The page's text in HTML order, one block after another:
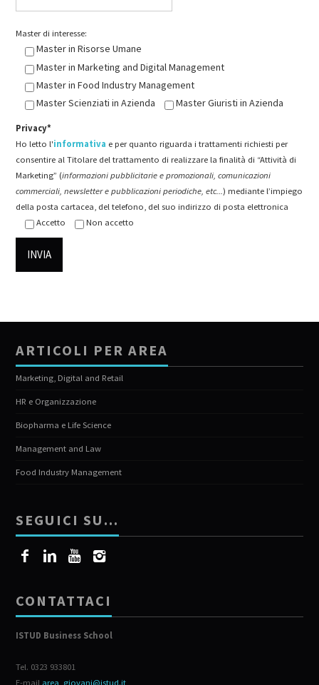
Master di interesse:
Master in Risorse Umane
Master in Marketing and Digital Management
Master in Food Industry Management
Master Scienziati in Azienda
Master Giuristi in Azienda
Privacy*
Ho letto l'informativa e per quanto riguarda i trattamenti richiesti per
consentire al Titolare del trattamento di realizzare la finalità di “Attività di
Marketing” (informazioni pubblicitarie e promozionali, comunicazioni
commerciali, newsletter e pubblicazioni periodiche, etc...) mediante l’impiego
della posta cartacea, del telefono, del suo indirizzo di posta elettronica
Accetto
Non accetto
ARTICOLI PER AREA
Marketing, Digital and Retail
HR e Organizzazione
Biopharma e Life Science
Management and Law
Food Industry Management
SEGUICI SU…
CONTATTACI
ISTUD Business School
Tel. 0323 933801
E-mail area_giovani@istud.it